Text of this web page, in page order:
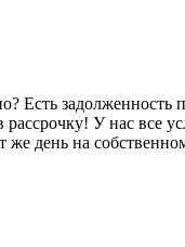
Есть
У нас все
день на